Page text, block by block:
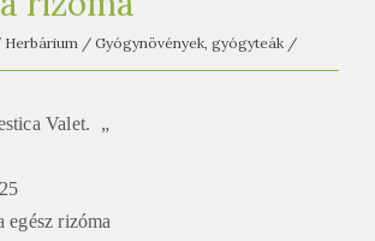
Herbárium / Gyógynövények, gyógyteák /
Valet. „
egész rizóma